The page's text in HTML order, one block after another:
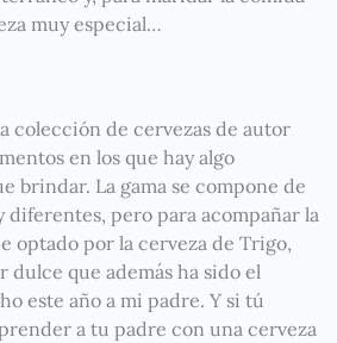
muy especial…
colección de cervezas de autor
en los que hay algo
brindar. La gama se compone de
diferentes, pero para acompañar la
optado por la cerveza de Trigo,
dulce que además ha sido el
este año a mi padre. Y si tú
a tu padre con una cerveza